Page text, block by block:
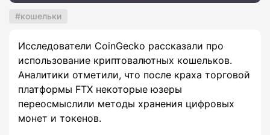
кошельки
Исследователи CoinGecko рассказали про
использование криптовалютных кошельков.
Аналитики отметили, что после краха торговой
платформы FTX некоторые юзеры
переосмыслили методы хранения цифровых
монет и токенов.